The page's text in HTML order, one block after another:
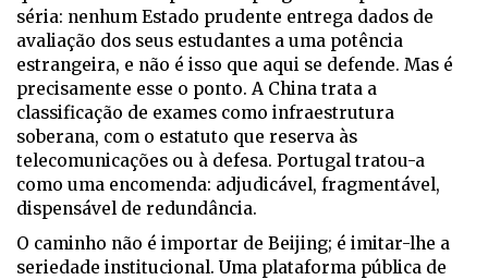
séria: nenhum Estado prudente entrega dados de
avaliação dos seus estudantes a uma potência
estrangeira, e não é isso que aqui se defende. Mas é
precisamente esse o ponto. A China trata a
classificação de exames como infraestrutura
soberana, com o estatuto que reserva às
telecomunicações ou à defesa. Portugal tratou-a
como uma encomenda: adjudicável, fragmentável,
dispensável de redundância.
O caminho não é importar de Beijing; é imitar-lhe a
seriedade institucional. Uma plataforma pública de